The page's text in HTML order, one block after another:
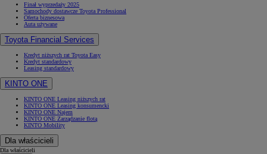
Finał wyprzedaży 2025
Samochody dostawcze Toyota Professional
Oferta biznesowa
Auta używane
Toyota Financial Services
Kredyt niższych rat Toyota Easy
Kredyt standardowy
Leasing standardowy
KINTO ONE
KINTO ONE Leasing niższych rat
KINTO ONE Leasing konsumencki
KINTO ONE Najem
KINTO ONE Zarządzanie flotą
KINTO Mobility
Dla właścicieli
Dla właścicieli